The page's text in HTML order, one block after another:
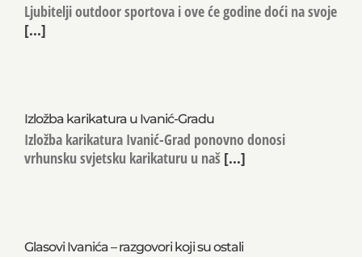
Ljubitelji outdoor sportova i ove će godine doći na svoje
[...]
Izložba karikatura u Ivanić-Gradu
Izložba karikatura Ivanić-Grad ponovno donosi
vrhunsku svjetsku karikaturu u naš [...]
Glasovi Ivanića – razgovori koji su ostali